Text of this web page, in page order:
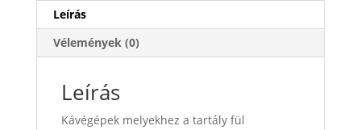
Leírás
Vélemények (0)
Leírás
Kávégépek melyekhez a tartály fül